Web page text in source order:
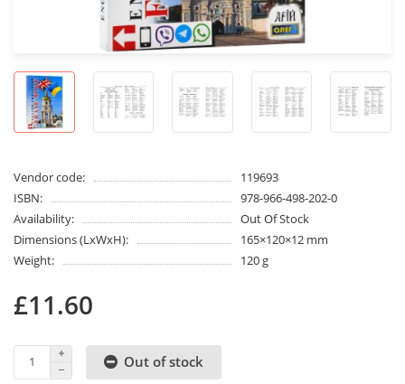
Vendor code:
119693
ISBN:
978-966-498-202-0
Availability:
Out Of Stock
Dimensions (LxWxH):
165×120×12 mm
Weight:
120 g
£11.60
Out of stock